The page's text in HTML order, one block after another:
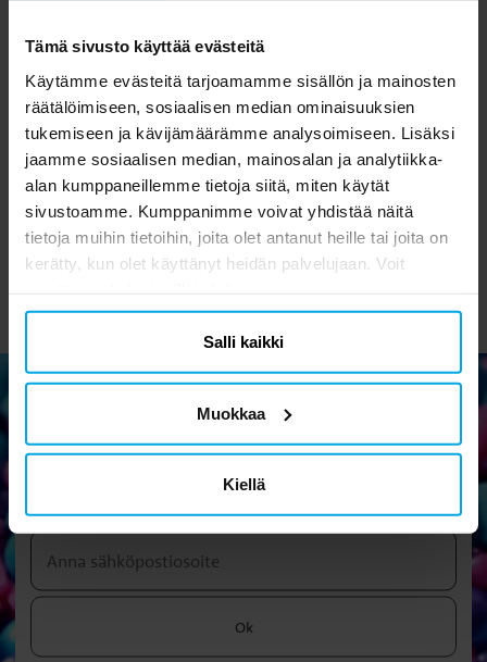
Tämä sivusto käyttää evästeitä
Käytämme evästeitä tarjoamamme sisällön ja mainosten
räätälöimiseen, sosiaalisen median ominaisuuksien
tukemiseen ja kävijämäärämme analysoimiseen. Lisäksi
jaamme sosiaalisen median, mainosalan ja analytiikka-
alan kumppaneillemme tietoja siitä, miten käytät
sivustoamme. Kumppanimme voivat yhdistää näitä
tietoja muihin tietoihin, joita olet antanut heille tai joita on
kerätty, kun olet käyttänyt heidän palvelujaan. Voit
Salli kaikki
Muokkaa
Kiellä
Kaitaliina Kulta 50-
vuotisjuhlat 5 metriä
Hinta:7,90 €
7,90 €
OSTA
Kullanvärinen
kakkukynttilä 80 vuotta
Hinta :2,90 €
2,90 €
OSTA
Uutiskirje
Tilaa uutiskirjeemme ja osallistu hauskoihin vinkkeihin,
kampanjoihin ja tarjouksiin.
Ok